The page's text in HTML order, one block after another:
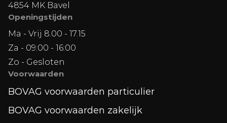
4854 MK Bavel
Openingstijden
Ma - Vrij 8.00 - 17.15
Za - 09:00 - 16:00
Zo - Gesloten
Voorwaarden
BOVAG voorwaarden particulier
BOVAG voorwaarden zakelijk